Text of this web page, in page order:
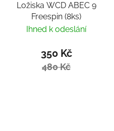
Ložiska WCD ABEC 9
Freespin (8ks)
Ihned k odeslání
350 Kč
480 Kč